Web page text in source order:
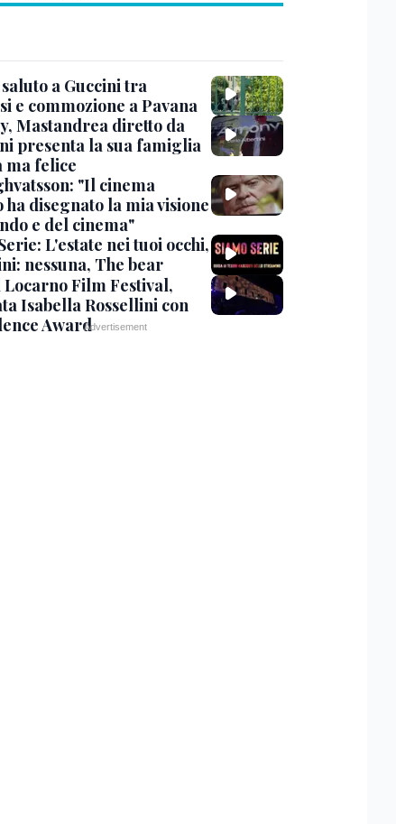
a Guccini tra
e commozione a Pavana
Mastandrea diretto da
presenta la sua famiglia
ma felice
"Il cinema
ha disegnato la mia visione
e del cinema"
L'estate nei tuoi occhi,
nessuna, The bear
Locarno Film Festival,
Isabella Rossellini con
Award